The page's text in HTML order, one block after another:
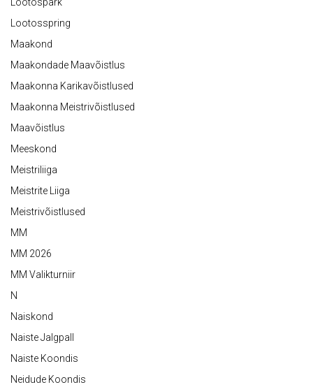
Lootosspring
Maakond
Maakondade Maavõistlus
Maakonna Karikavõistlused
Maakonna Meistrivõistlused
Maavõistlus
Meeskond
Meistriliiga
Meistrite Liiga
Meistrivõistlused
MM
MM 2026
MM Valikturniir
N
Naiskond
Naiste Jalgpall
Naiste Koondis
Neidude Koondis